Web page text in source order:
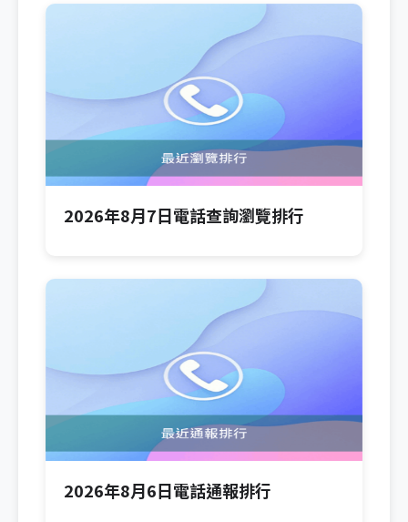
2026年8月7日電話查詢瀏覽排行
2026年8月6日電話通報排行